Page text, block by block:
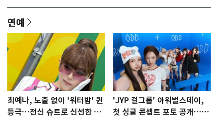
연예
최예나, 노출 없이 '워터밤' 퀸
등극…전신 슈트로 신선한 충
'JYP 걸그룹' 아워벌스데이,
첫 싱글 콘셉트 포토 공개…청